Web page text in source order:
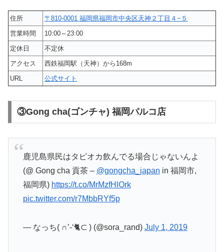
住所
〒810-0001 福岡県福岡市中央区天神２丁目４−５
営業時間
10:00～23:00
定休日
不定休
アクセス
西鉄福岡駅（天神）から168m
URL
公式サイト
③Gong cha(ゴンチャ) 福岡パルコ店
鹿児島県民はタピオカ飲んでる場合じゃないんよ
(@ Gong cha 貢茶 – @gongcha_japan in 福岡市,
福岡県) https://t.co/MrMzfHlOrk
pic.twitter.com/r7MbbRYf5p
— なっち( ∩’-‘🐈⊂ ) (@sora_rand) July 1, 2019